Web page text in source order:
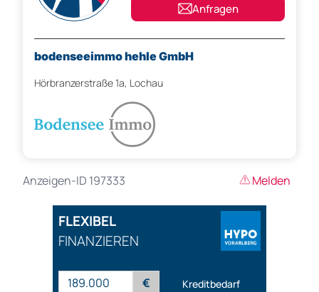
Anfragen
bodenseeimmo hehle GmbH
Hörbranzerstraße 1a, Lochau
Anzeigen-ID 197333 Melden
FLEXIBEL
FINANZIEREN
€ Kreditbedarf